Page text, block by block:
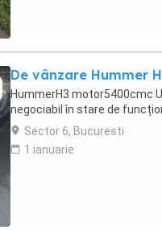
De vânzare Hummer
HummerH3 motor5400cmc
negociabil în stare de
Sector 6, Bucuresti
1 ianuarie